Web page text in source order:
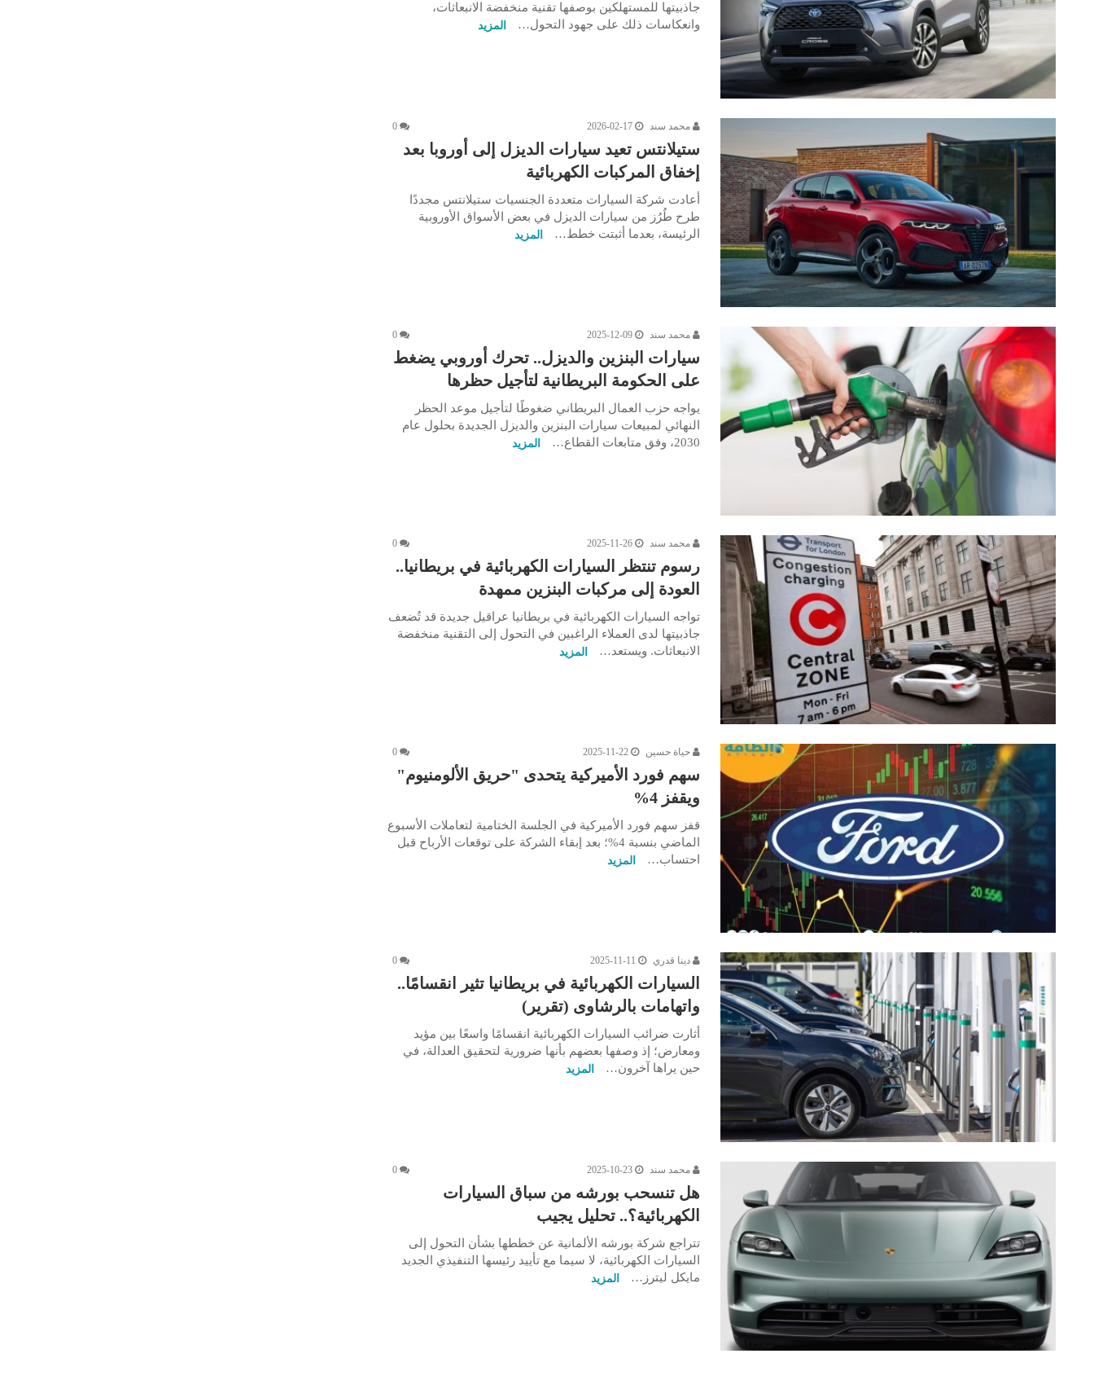
جاذبيتها للمستهلكين بوصفها تقنية منخفضة الانبعاثات،
وانعكاسات ذلك على جهود التحول…
المزيد
محمد سند 2026-02-17
0
ستيلانتس تعيد سيارات الديزل إلى أوروبا بعد
إخفاق المركبات الكهربائية
أعادت شركة السيارات متعددة الجنسيات ستيلانتس مجددًا
طرح طُرُز من سيارات الديزل في بعض الأسواق الأوروبية
الرئيسة، بعدما أثبتت خطط…
المزيد
محمد سند 2025-12-09
0
سيارات البنزين والديزل.. تحرك أوروبي يضغط
على الحكومة البريطانية لتأجيل حظرها
يواجه حزب العمال البريطاني ضغوطًا لتأجيل موعد الحظر
النهائي لمبيعات سيارات البنزين والديزل الجديدة بحلول عام
2030، وفق متابعات القطاع…
المزيد
محمد سند 2025-11-26
0
رسوم تنتظر السيارات الكهربائية في بريطانيا..
العودة إلى مركبات البنزين ممهدة
تواجه السيارات الكهربائية في بريطانيا عراقيل جديدة قد تُضعف
جاذبيتها لدى العملاء الراغبين في التحول إلى التقنية منخفضة
الانبعاثات. ويستعد…
المزيد
حياة حسين 2025-11-22
0
سهم فورد الأميركية يتحدى "حريق الألومنيوم"
ويقفز 4%
قفز سهم فورد الأميركية في الجلسة الختامية لتعاملات الأسبوع
الماضي بنسبة 4%؛ بعد إبقاء الشركة على توقعات الأرباح قبل
احتساب…
المزيد
دينا قدري 2025-11-11
0
السيارات الكهربائية في بريطانيا تثير انقسامًا..
واتهامات بالرشاوى (تقرير)
أثارت ضرائب السيارات الكهربائية انقسامًا واسعًا بين مؤيد
ومعارض؛ إذ وصفها بعضهم بأنها ضرورية لتحقيق العدالة، في
حين يراها آخرون…
المزيد
محمد سند 2025-10-23
0
هل تنسحب بورشه من سباق السيارات
الكهربائية؟.. تحليل يجيب
تتراجع شركة بورشه الألمانية عن خططها بشأن التحول إلى
السيارات الكهربائية، لا سيما مع تأييد رئيسها التنفيذي الجديد
مايكل ليترز…
المزيد